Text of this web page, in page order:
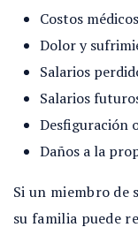
Costos médicos
Dolor y
Salarios
Salarios
Desfiguración
Daños a la
Si un miembro de
su familia puede